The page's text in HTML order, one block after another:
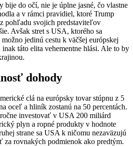
do očí, nie je úplne jasné, čo vlastne
a v rámci pravidiel, ktoré Trump
pohľadu svojich predstaviteľov
Avšak stret s USA, ktorého sa
jedinú cestu k väčšej európskej
inak táto elita vehementne hlási. Ale to by
dohody
clá na európsky tovar stúpnu z 5
oceľ a hliník zostanú na 50 percentách.
investovať v USA 200 miliárd
plyn a ropné produkty v hodnote
strane sa USA k ničomu nezaväzujú
za rovnakých podmienok ako predtým.